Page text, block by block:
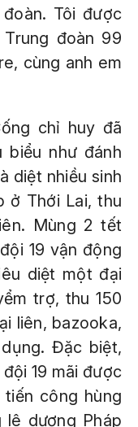
Tôi được
đoàn 99
cùng anh em
chỉ huy đã
biểu như đánh
diệt nhiều sinh
ở Thới Lai, thu
Mùng 2 tết
19 vận động
diệt một đại
trợ, thu 150
liên, bazooka,
Đặc biệt,
19 mãi được
công hùng
lê dương Pháp